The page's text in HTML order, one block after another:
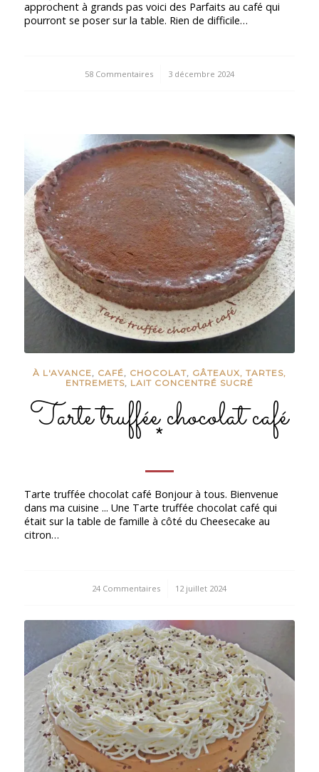
approchent à grands pas voici des Parfaits au café qui
pourront se poser sur la table. Rien de difficile…
58 Commentaires
/ 3 décembre 2024
À L'AVANCE, CAFÉ, CHOCOLAT, GÂTEAUX, TARTES,
ENTREMETS, LAIT CONCENTRÉ SUCRÉ
Tarte truffée chocolat café
*
Tarte truffée chocolat café Bonjour à tous. Bienvenue
dans ma cuisine ... Une Tarte truffée chocolat café qui
était sur la table de famille à côté du Cheesecake au
citron…
24 Commentaires
/ 12 juillet 2024